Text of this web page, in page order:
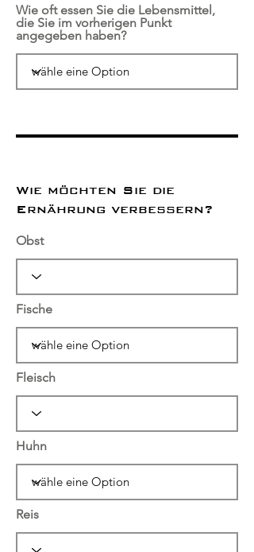
Wie oft essen Sie die Lebensmittel,
die Sie im vorherigen Punkt
angegeben haben?
Wie möchten Sie die
Ernährung verbessern?
Obst
Fische
Fleisch
Huhn
Reis